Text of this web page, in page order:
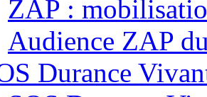
ZAP :
Audience ZAP
Durance